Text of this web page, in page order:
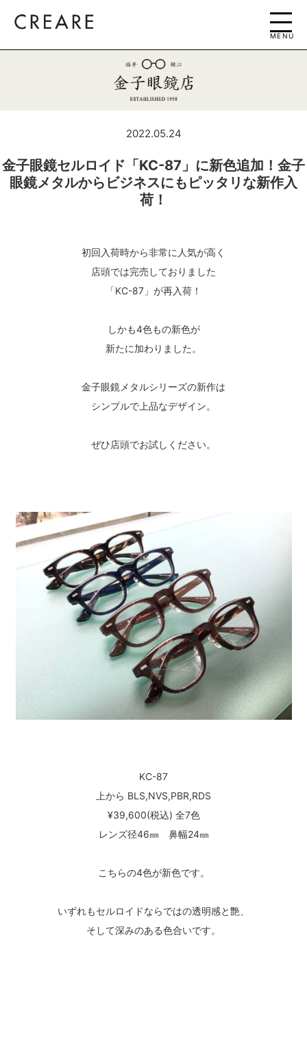
MENU
2022.05.24
金子眼鏡セルロイド「KC-87」に新色追加！金子
眼鏡メタルからビジネスにもピッタリな新作入
荷！
初回入荷時から非常に人気が高く
店頭では完売しておりました
「KC-87」が再入荷！
しかも4色もの新色が
新たに加わりました。
金子眼鏡メタルシリーズの新作は
シンプルで上品なデザイン。
ぜひ店頭でお試しください。
KC-87
上から BLS,NVS,PBR,RDS
¥39,600(税込) 全7色
レンズ径46㎜ 鼻幅24㎜
こちらの4色が新色です。
いずれもセルロイドならではの透明感と艶、
そして深みのある色合いです。